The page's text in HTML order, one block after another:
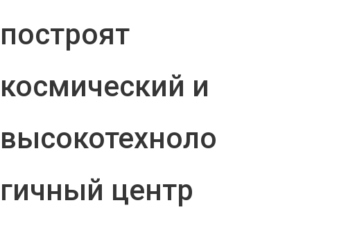
построят
космический и
высокотехноло
гичный центр